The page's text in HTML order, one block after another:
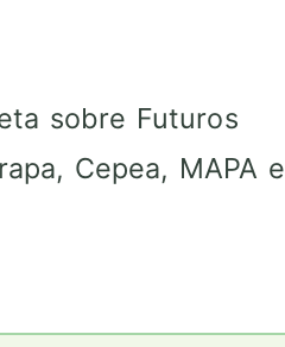
sobre Futuros
Cepea, MAPA e